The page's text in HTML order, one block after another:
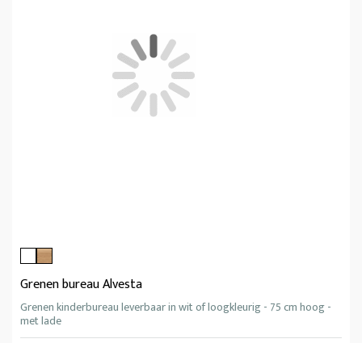
Grenen bureau Alvesta
Grenen kinderbureau leverbaar in wit of loogkleurig - 75 cm hoog -
met lade